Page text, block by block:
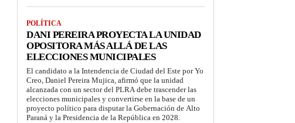
POLÍTICA
DANI PEREIRA PROYECTA LA UNIDAD
OPOSITORA MÁS ALLÁ DE LAS
ELECCIONES MUNICIPALES
El candidato a la Intendencia de Ciudad del Este por Yo
Creo, Daniel Pereira Mujica, afirmó que la unidad
alcanzada con un sector del PLRA debe trascender las
elecciones municipales y convertirse en la base de un
proyecto político para disputar la Gobernación de Alto
Paraná y la Presidencia de la República en 2028.